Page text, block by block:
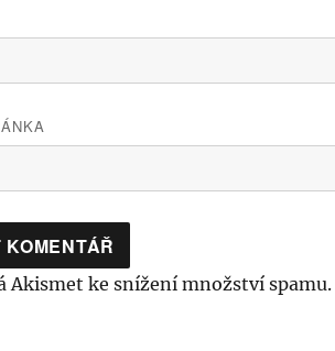
Akismet ke snížení množství